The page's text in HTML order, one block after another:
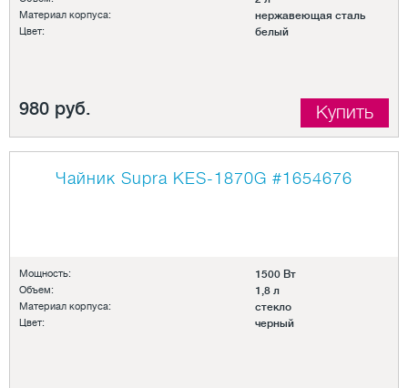
Материал корпуса: нержавеющая сталь
Цвет: белый
980 руб. Купить
Чайник Supra KES-1870G #1654676
Мощность: 1500 Вт
Объем: 1,8 л
Материал корпуса: стекло
Цвет: черный